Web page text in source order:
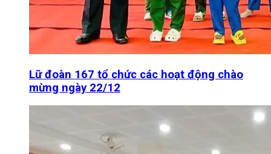
Lữ đoàn 167 tổ chức các hoạt động chào
mừng ngày 22/12